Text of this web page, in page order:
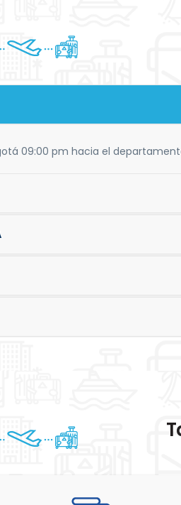
09:00 pm hacia el